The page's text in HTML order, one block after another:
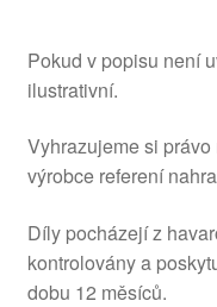
Pokud v popisu není
ilustrativní.
Vyhrazujeme si
výrobce referení
Díly pocházejí z
kontrolovány a
dobu 12 měsíců.